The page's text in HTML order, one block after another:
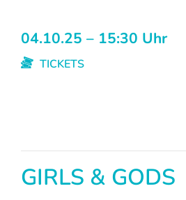
04.10.25 – 15:30 Uhr
TICKETS
GIRLS & GODS